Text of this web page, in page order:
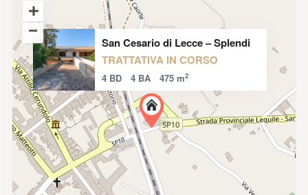
San Cesario di Lecce – Splendi
TRATTATIVA IN CORSO
4 BD 4 BA 475 m2